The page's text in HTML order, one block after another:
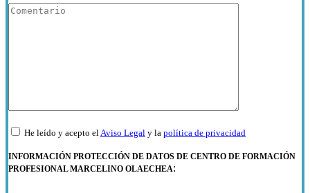
He leído y acepto elAviso Legal y la política de privacidad
INFORMACIÓN PROTECCIÓN DE DATOS DE CENTRO DE FORMACIÓN
PROFESIONAL MARCELINO OLAECHEA: